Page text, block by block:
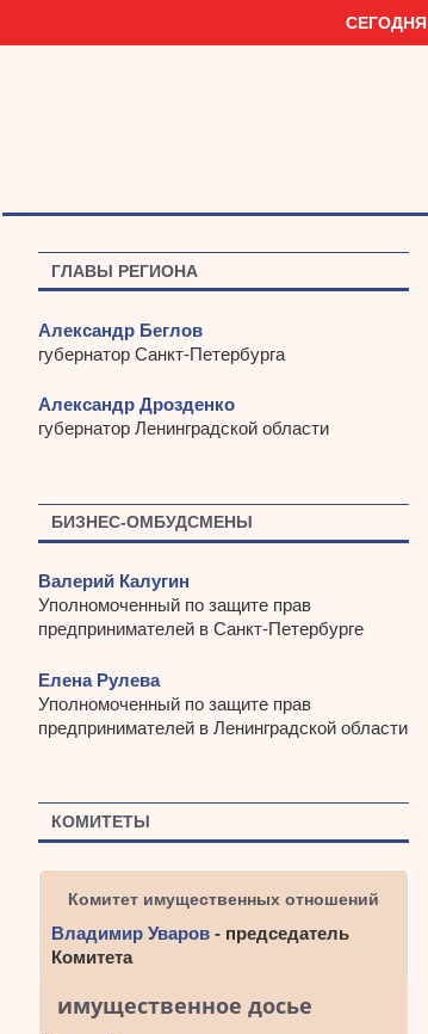
СЕГОДНЯ
ГЛАВЫ РЕГИОНА
Александр Беглов
губернатор Санкт-Петербурга
Александр Дрозденко
губернатор Ленинградской области
БИЗНЕС-ОМБУДСМЕНЫ
Валерий Калугин
Уполномоченный по защите прав
предпринимателей в Санкт-Петербурге
Елена Рулева
Уполномоченный по защите прав
предпринимателей в Ленинградской области
КОМИТЕТЫ
Комитет имущественных отношений
Владимир Уваров - председатель
Комитета
имущественное досье